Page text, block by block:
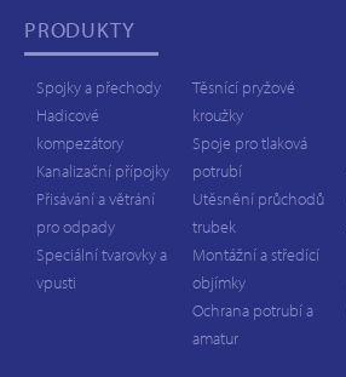
PRODUKTY
Spojky a přechody
Hadicové
kompezátory
Kanalizační přípojky
Přisávání a větrání
pro odpady
Speciální tvarovky a
vpusti
Těsnící pryžové
kroužky
Spoje pro tlaková
potrubí
Utěsnění průchodů
trubek
Montážní a středící
objímky
Ochrana potrubí a
amatur